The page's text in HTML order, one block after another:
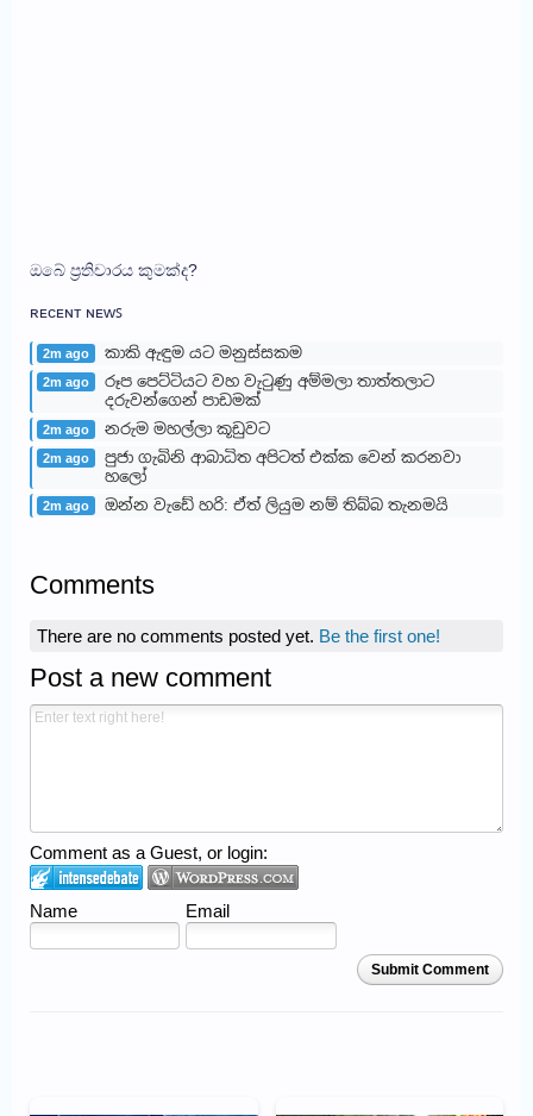
ඔබේ ප්‍රතිචාරය කුමක්ද?
ʀᴇᴄᴇɴᴛ ɴᴇᴡꜱ
2m ago කාකි ඇඳුම යට මනුස්සකම
2m ago
රූප පෙට්ටියට වහ වැටුණු අම්මලා තාත්තලාට
දරුවන්ගෙන් පාඩමක්
2m ago නරුම මහල්ලා කූඩුවට
2m ago
පුජා ගැබිනි ආබාධිත අපිටත් එක්ක වෙන් කරනවා
හලෝ
2m ago ඔන්න වැඩේ හරි: ඒත් ලියුම නම් තිබ්බ තැනමයි
Comments
There are no comments posted yet. Be the first one!
Post a new comment
Comment as a Guest, or login:
Name Email
Submit Comment